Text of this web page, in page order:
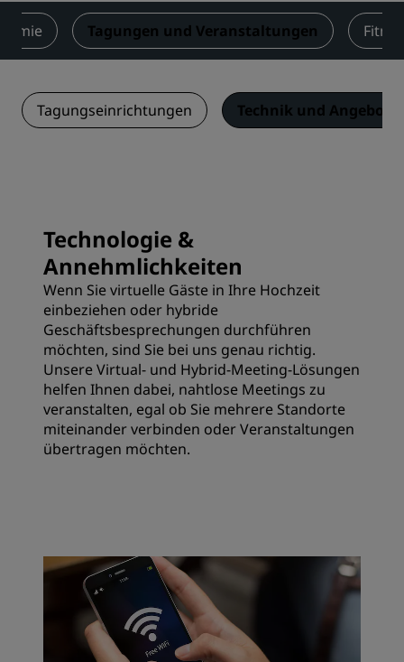
Tagungen und Veranstaltungen
Tagungseinrichtungen Technik und
Technologie &
Annehmlichkeiten
Wenn Sie virtuelle Gäste in Ihre Hochzeit
einbeziehen oder hybride
Geschäftsbesprechungen durchführen
möchten, sind Sie bei uns genau richtig.
Unsere Virtual- und Hybrid-Meeting-Lösungen
helfen Ihnen dabei, nahtlose Meetings zu
veranstalten, egal ob Sie mehrere Standorte
miteinander verbinden oder Veranstaltungen
übertragen möchten.